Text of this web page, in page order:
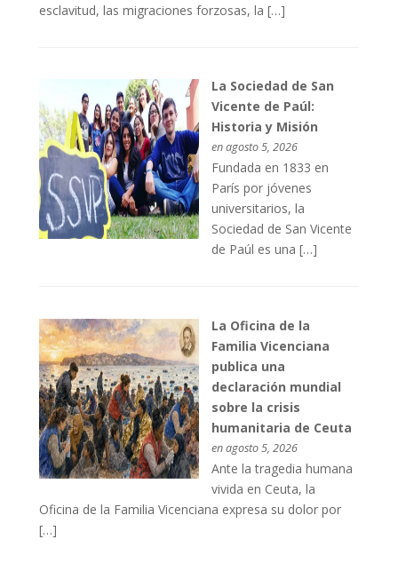
esclavitud, las migraciones forzosas, la […]
La Sociedad de San
Vicente de Paúl:
Historia y Misión
en agosto 5, 2026
Fundada en 1833 en
París por jóvenes
universitarios, la
Sociedad de San Vicente
de Paúl es una […]
La Oficina de la
Familia Vicenciana
publica una
declaración mundial
sobre la crisis
humanitaria de Ceuta
en agosto 5, 2026
Ante la tragedia humana
vivida en Ceuta, la
Oficina de la Familia Vicenciana expresa su dolor por
[…]